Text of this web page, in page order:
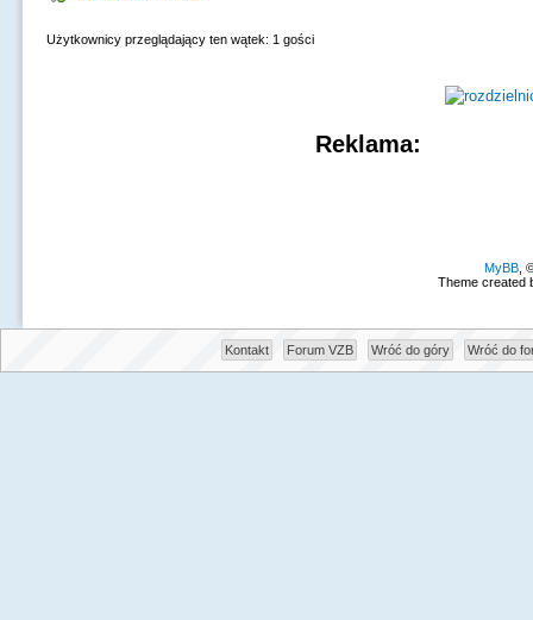
Użytkownicy przeglądający ten wątek: 1 gości
Reklama:
MyBB,
Theme created
Kontakt Forum VZB Wróć do góry Wróć do